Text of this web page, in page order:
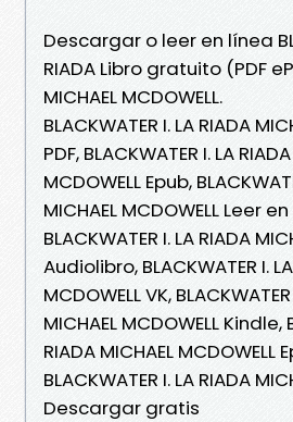
Descargar o leer en línea
RIADA Libro gratuito (PDF
MICHAEL MCDOWELL.
BLACKWATER I. LA RIADA
PDF, BLACKWATER I. LA
MCDOWELL Epub,
MICHAEL MCDOWELL Leer
BLACKWATER I. LA RIADA
Audiolibro, BLACKWATER I.
MCDOWELL VK,
MICHAEL MCDOWELL Kindle,
RIADA MICHAEL MCDOWELL
BLACKWATER I. LA RIADA
Descargar gratis